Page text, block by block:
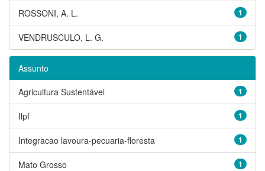
1
ROSSONI, A. L.
1
VENDRUSCULO, L. G.
Assunto
1
Agricultura Sustentável
1
Ilpf
1
Integracao lavoura-pecuaria-floresta
1
Mato Grosso